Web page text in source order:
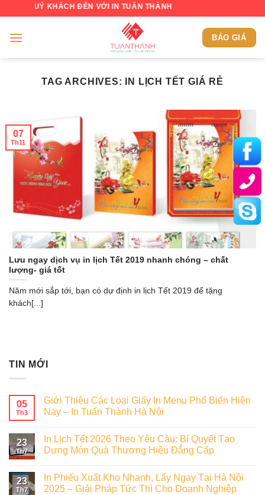
content
QUÝ KHÁCH ĐẾN VỚI IN TUẤN THÀNH
BÁO GIÁ
TAG ARCHIVES: IN LỊCH TẾT GIÁ RẺ
Lưu ngay dịch vụ in lịch Tết 2019 nhanh chóng – chất
lượng- giá tốt
Năm mới sắp tới, bạn có dự định in lịch Tết 2019 để tặng
khách[...]
07
Th11
TIN MỚI
05
Th3
Giới Thiệu Các Loại Giấy In Menu Phổ Biến Hiện
Nay – In Tuấn Thành Hà Nội
23
Th7
In Lịch Tết 2026 Theo Yêu Cầu: Bí Quyết Tạo
Dựng Món Quà Thương Hiệu Đẳng Cấp
23
Th7
In Phiếu Xuất Kho Nhanh, Lấy Ngay Tại Hà Nội
2025 – Giải Pháp Tức Thì Cho Doanh Nghiệp